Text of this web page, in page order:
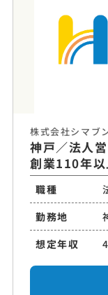
株式会社シマブ
神戸／法人
創業110年
職種
勤務地
想定年収